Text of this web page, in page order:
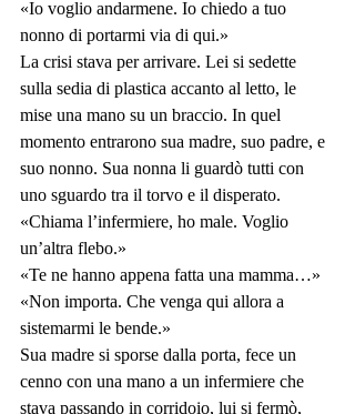
«Io voglio andarmene. Io chiedo a tuo
nonno di portarmi via di qui.»
La crisi stava per arrivare. Lei si sedette
sulla sedia di plastica accanto al letto, le
mise una mano su un braccio. In quel
momento entrarono sua madre, suo padre, e
suo nonno. Sua nonna li guardò tutti con
uno sguardo tra il torvo e il disperato.
«Chiama l’infermiere, ho male. Voglio
un’altra flebo.»
«Te ne hanno appena fatta una mamma…»
«Non importa. Che venga qui allora a
sistemarmi le bende.»
Sua madre si sporse dalla porta, fece un
cenno con una mano a un infermiere che
stava passando in corridoio, lui si fermò,